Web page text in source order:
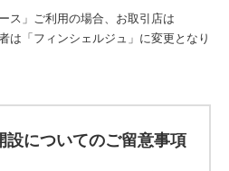
ス」ご利用の場合、お取引店は
は「フィンシェルジュ」に変更となり
設についてのご留意事項